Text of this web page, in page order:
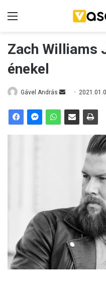
Zach Williams
énekel
Gável András
n
l